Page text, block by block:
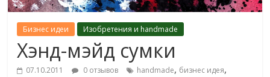
Бизнес идеи Изобретения и handmade
Хэнд-мэйд сумки
07.10.2011 0 отзывов handmade, бизнес идея,